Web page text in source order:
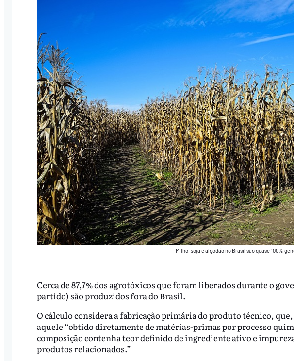
Milho, soja e algodão no Brasil são quase 100%
Cerca de 87,7% dos agrotóxicos que foram liberados durante o
partido) são produzidos fora do Brasil.
O cálculo considera a fabricação primária do produto técnico, que,
aquele “obtido diretamente de matérias-primas por processo
composição contenha teor definido de ingrediente ativo e
produtos relacionados.”